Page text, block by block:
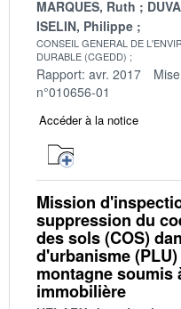
MARQUES, Ruth
ISELIN, Philippe
CONSEIL GENERAL DE
DURABLE (CGEDD)
Rapport: avr. 2017
n°010656-01
Accéder à la notice
Mission
suppression du
des sols (COS)
d'urbanisme
montagne soumis
immobilière